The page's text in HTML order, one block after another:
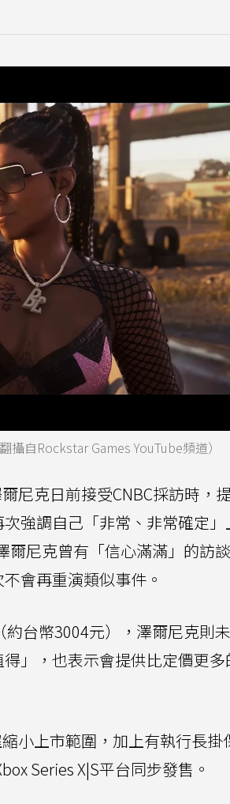
自Rockstar Games YouTube頻道）
尼克日前接受CNBC採訪時，
強調自己「非常、非常確定
爾尼克曾有「信心滿滿」的訪
會再重演類似事件。
台幣3004元），澤爾尼克則
」，也表示會提供比定價更
小上市範圍，加上有執行長掛
Series X|S平台同步發售。